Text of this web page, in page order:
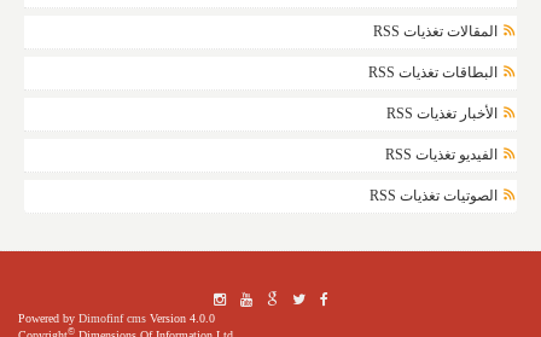
المقالات تغذيات RSS
البطاقات تغذيات RSS
الأخبار تغذيات RSS
الفيديو تغذيات RSS
الصوتيات تغذيات RSS
Powered by Dimofinf cms Version 4.0.0
©